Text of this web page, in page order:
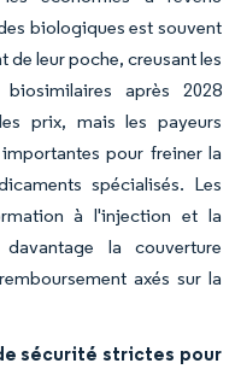
biologiques est souvent
de leur poche, creusant les
après 2028
prix, mais les payeurs
pour freiner la
spécialisés. Les
à l'injection et la
la couverture
axés sur la
sécurité strictes pour